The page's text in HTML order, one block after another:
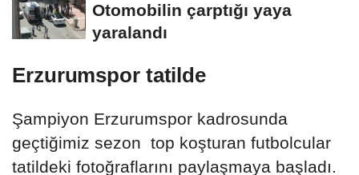
Otomobilin çarptığı yaya
yaralandı
Erzurumspor tatilde
Şampiyon Erzurumspor kadrosunda
geçtiğimiz sezon top koşturan futbolcular
tatildeki fotoğraflarını paylaşmaya başladı.